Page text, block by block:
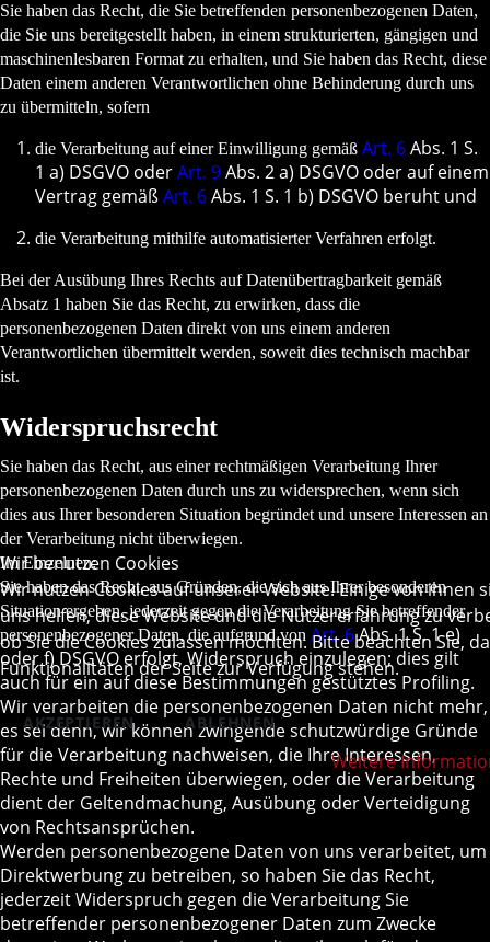
Sie haben das Recht, die Sie betreffenden personenbezogenen Daten,
die Sie uns bereitgestellt haben, in einem strukturierten, gängigen und
maschinenlesbaren Format zu erhalten, und Sie haben das Recht, diese
Daten einem anderen Verantwortlichen ohne Behinderung durch uns
zu übermitteln, sofern
die Verarbeitung auf einer Einwilligung gemäß Art. 6Abs. 1 S.
1 a) DSGVO oderArt. 9Abs. 2 a) DSGVO oder auf einem
Vertrag gemäßArt. 6Abs. 1 S. 1 b) DSGVO beruht und
die Verarbeitung mithilfe automatisierter Verfahren erfolgt.
Bei der Ausübung Ihres Rechts auf Datenübertragbarkeit gemäß
Absatz 1 haben Sie das Recht, zu erwirken, dass die
personenbezogenen Daten direkt von uns einem anderen
Verantwortlichen übermittelt werden, soweit dies technisch machbar
ist.
Widerspruchsrecht
Sie haben das Recht, aus einer rechtmäßigen Verarbeitung Ihrer
personenbezogenen Daten durch uns zu widersprechen, wenn sich
dies aus Ihrer besonderen Situation begründet und unsere Interessen an
der Verarbeitung nicht überwiegen.
Im Einzelnen:
Sie haben das Recht, aus Gründen, die sich aus Ihrer besonderen
Situation ergeben, jederzeit gegen die Verarbeitung Sie betreffender
personenbezogener Daten, die aufgrund von Art. 6Abs. 1 S. 1 e)
oder f) DSGVO erfolgt, Widerspruch einzulegen; dies gilt
auch für ein auf diese Bestimmungen gestütztes Profiling.
Wir verarbeiten die personenbezogenen Daten nicht mehr,
es sei denn, wir können zwingende schutzwürdige Gründe
für die Verarbeitung nachweisen, die Ihre Interessen,
Rechte und Freiheiten überwiegen, oder die Verarbeitung
dient der Geltendmachung, Ausübung oder Verteidigung
von Rechtsansprüchen.
Werden personenbezogene Daten von uns verarbeitet, um
Direktwerbung zu betreiben, so haben Sie das Recht,
jederzeit Widerspruch gegen die Verarbeitung Sie
betreffender personenbezogener Daten zum Zwecke
Wir benutzen Cookies
Wir nutzen Cookies auf unserer Website. Einige von
uns helfen, diese Website und die Nutzererfahrung zu
ob Sie die Cookies zulassen möchten. Bitte beachten Sie,
Funktionalitäten der Seite zur Verfügung stehen.
AKZEPTIEREN ABLEHNEN
Weitere